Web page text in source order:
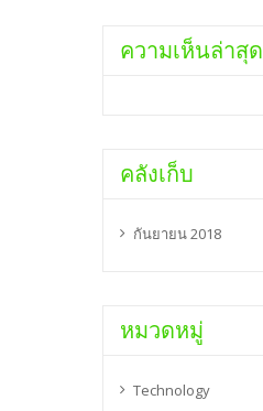
ความเห็นล่าสุด
คลังเก็บ
กันยายน 2018
หมวดหมู่
Technology